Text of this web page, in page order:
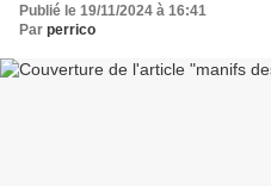
Publié le 19/11/2024 à 16:41
Par perrico